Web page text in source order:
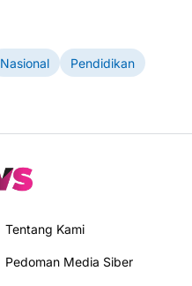
Nasional
Pendidikan
Tentang Kami
Pedoman Media Siber